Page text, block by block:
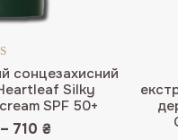
сонцезахисний
Silky
SPF 50+
в
з 5
– 710 ₴